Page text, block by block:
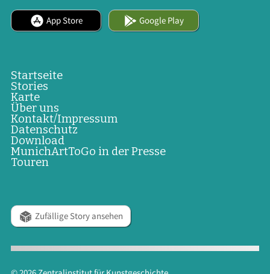
App Store Google Play
Startseite
Stories
Karte
Über uns
Kontakt/Impressum
Datenschutz
Download
MunichArtToGo in der Presse
Touren
Zufällige Story ansehen